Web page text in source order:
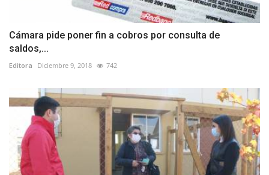
Cámara pide poner fin a cobros por consulta de
saldos,...
Editora Diciembre 9, 2018 742